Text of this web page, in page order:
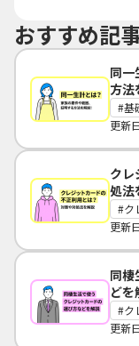
おすすめ記
同一
方法
基
更新
クレ
処法
ク
更新
同棲
どを
ク
更新